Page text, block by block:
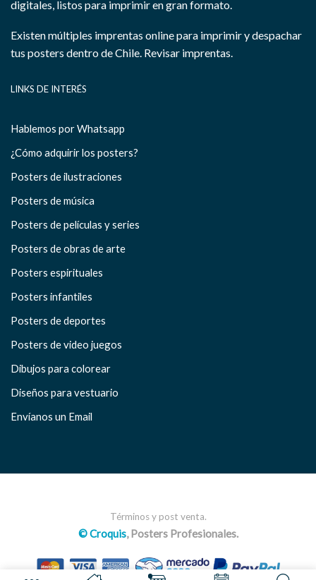
digitales, listos para imprimir en gran formato.
Existen múltiples imprentas online para imprimir y despachar
tus posters dentro de Chile. Revisar imprentas.
LINKS DE INTERÉS
Hablemos por Whatsapp
¿Cómo adquirir los posters?
Posters de ilustraciones
Posters de música
Posters de películas y series
Posters de obras de arte
Posters espirituales
Posters infantiles
Posters de deportes
Posters de video juegos
Dibujos para colorear
Diseños para vestuario
Envíanos un Email
Términos y post venta.
© Croquis, Posters Profesionales.